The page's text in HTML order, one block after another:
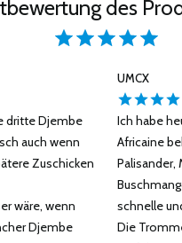
des
dritte Djembe
auch wenn
Zuschicken
wäre, wenn
Djembe
UMCX
Ich habe
Africaine
Palisander,
schnelle
Die